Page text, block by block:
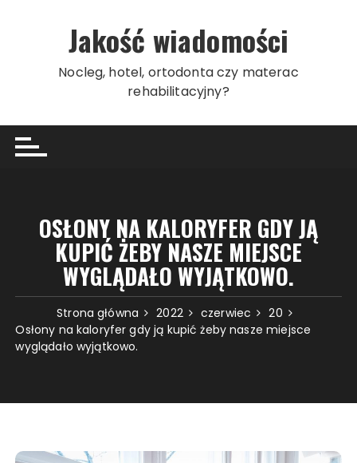
Jakość wiadomości
Nocleg, hotel, ortodonta czy materac
rehabilitacyjny?
OSŁONY NA KALORYFER GDY JĄ
KUPIĆ ŻEBY NASZE MIEJSCE
WYGLĄDAŁO WYJĄTKOWO.
Strona główna 2022 czerwiec
20
Osłony na kaloryfer gdy ją kupić żeby nasze miejsce
wyglądało wyjątkowo.